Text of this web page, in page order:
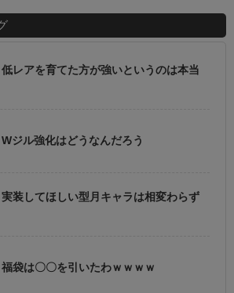
低レアを育てた方が強いというのは本当
Wジル強化はどうなんだろう
実装してほしい型月キャラは相変わらず
福袋は〇〇を引いたわｗｗｗｗ